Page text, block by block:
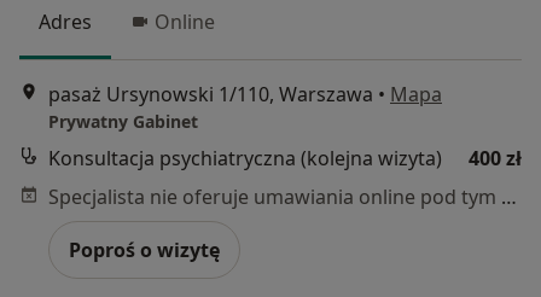
Adres
Online
pasaż Ursynowski 1/110, Warszawa • Mapa
Prywatny Gabinet
Konsultacja psychiatryczna (kolejna wizyta)
400 zł
Specjalista nie oferuje umawiania online pod tym adresem.
Poproś o wizytę